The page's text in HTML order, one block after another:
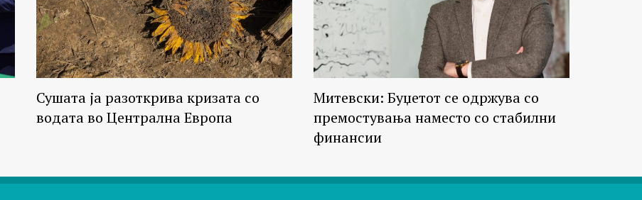
Сушата ја разоткрива кризата со
водата во Централна Европа
Митевски: Буџетот се одржува со
премостувања наместо со стабилни
финансии